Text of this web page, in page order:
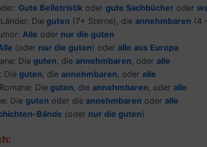
Gute Belletristik oder gute Sachbücher oder
Die guten (7+ Sterne), die annehmbaren (4
Alle oder nur die guten
(oder nur die guten) oder alle aus Europa
Die guten, die annehmbaren, oder alle
Die guten, die annehmbaren, oder alle
Die guten, die annehmbaren, oder alle
Die guten oder die annehmbaren oder alle
Bände (oder nur die guten)